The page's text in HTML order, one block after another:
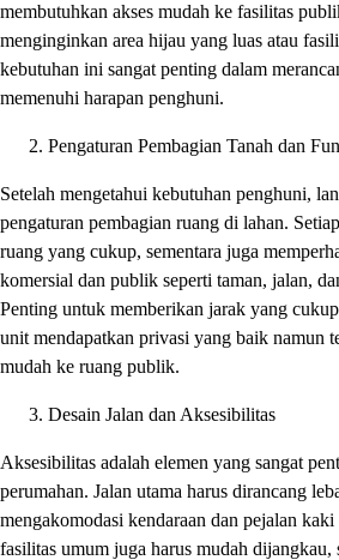
membutuhkan akses mudah ke fasilitas
menginginkan area hijau yang luas atau
kebutuhan ini sangat penting dalam
memenuhi harapan penghuni.
Pengaturan Pembagian Tanah dan
Setelah mengetahui kebutuhan penghuni,
pengaturan pembagian ruang di lahan.
ruang yang cukup, sementara juga
komersial dan publik seperti taman, jalan,
Penting untuk memberikan jarak yang
unit mendapatkan privasi yang baik namun
mudah ke ruang publik.
Desain Jalan dan Aksesibilitas
Aksesibilitas adalah elemen yang sangat
perumahan. Jalan utama harus dirancang
mengakomodasi kendaraan dan pejalan
fasilitas umum juga harus mudah dijangkau,